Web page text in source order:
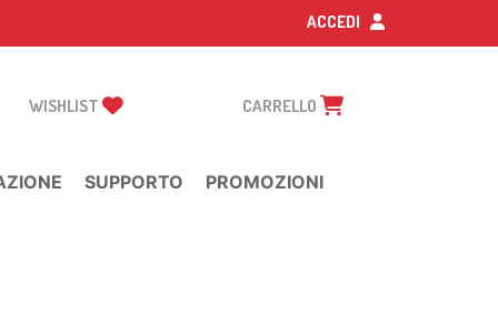
ACCEDI
WISHLIST CARRELLO
SUPPORTO PROMOZIONI